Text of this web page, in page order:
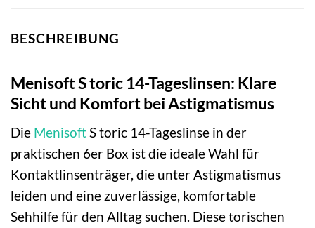
BESCHREIBUNG
Menisoft S toric 14-Tageslinsen: Klare
Sicht und Komfort bei Astigmatismus
Die Menisoft S toric 14-Tageslinse in der
praktischen 6er Box ist die ideale Wahl für
Kontaktlinsenträger, die unter Astigmatismus
leiden und eine zuverlässige, komfortable
Sehhilfe für den Alltag suchen. Diese torischen